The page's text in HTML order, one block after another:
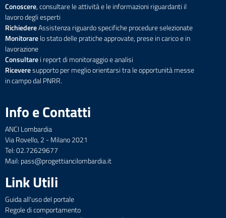
Conoscere, consultare le attività e le informazioni riguardanti il
lavoro degli esperti
RichiedereAssistenza riguardo specifiche procedure selezionate
Monitorarelo stato delle pratiche approvate, prese in carico e in
lavorazione
Consultarei report di monitoraggio e analisi
Riceveresupporto per meglio orientarsi tra le opportunità messe
in campo dal PNRR.
Info e Contatti
ANCI Lombardia
Via Rovello, 2 - Milano 2021
Tel: 02.72629677
Mail: pass@progettiancilombardia.it
Link Utili
Guida all'uso del portale
Regole di comportamento